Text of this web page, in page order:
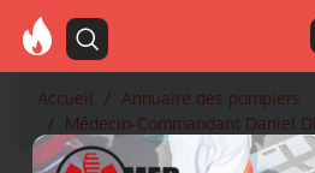
Accueil
Annuaire des pompiers
Médecin-Commandant Daniel